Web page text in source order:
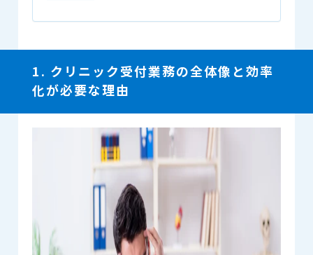
1. クリニック受付業務の全体像と効率
化が必要な理由